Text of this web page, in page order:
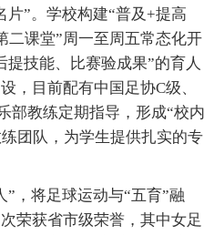
片”。学校构建“普及+提高
二课堂”周一至周五常态化开
提技能、比赛验成果”的育人
，目前配有中国足协C级、
部教练定期指导，形成“校内
团队，为学生提供扎实的专
将足球运动与“五育”融
荣获省市级荣誉，其中女足